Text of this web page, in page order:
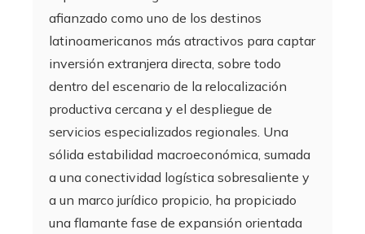
afianzado como uno de los destinos
latinoamericanos más atractivos para captar
inversión extranjera directa, sobre todo
dentro del escenario de la relocalización
productiva cercana y el despliegue de
servicios especializados regionales. Una
sólida estabilidad macroeconómica, sumada
a una conectividad logística sobresaliente y
a un marco jurídico propicio, ha propiciado
una flamante fase de expansión orientada